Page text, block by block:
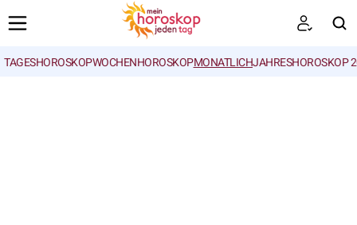
TAGESHOROSKOPWOCHENHOROSKOPMONATLICHJAHRESHOROSKOP